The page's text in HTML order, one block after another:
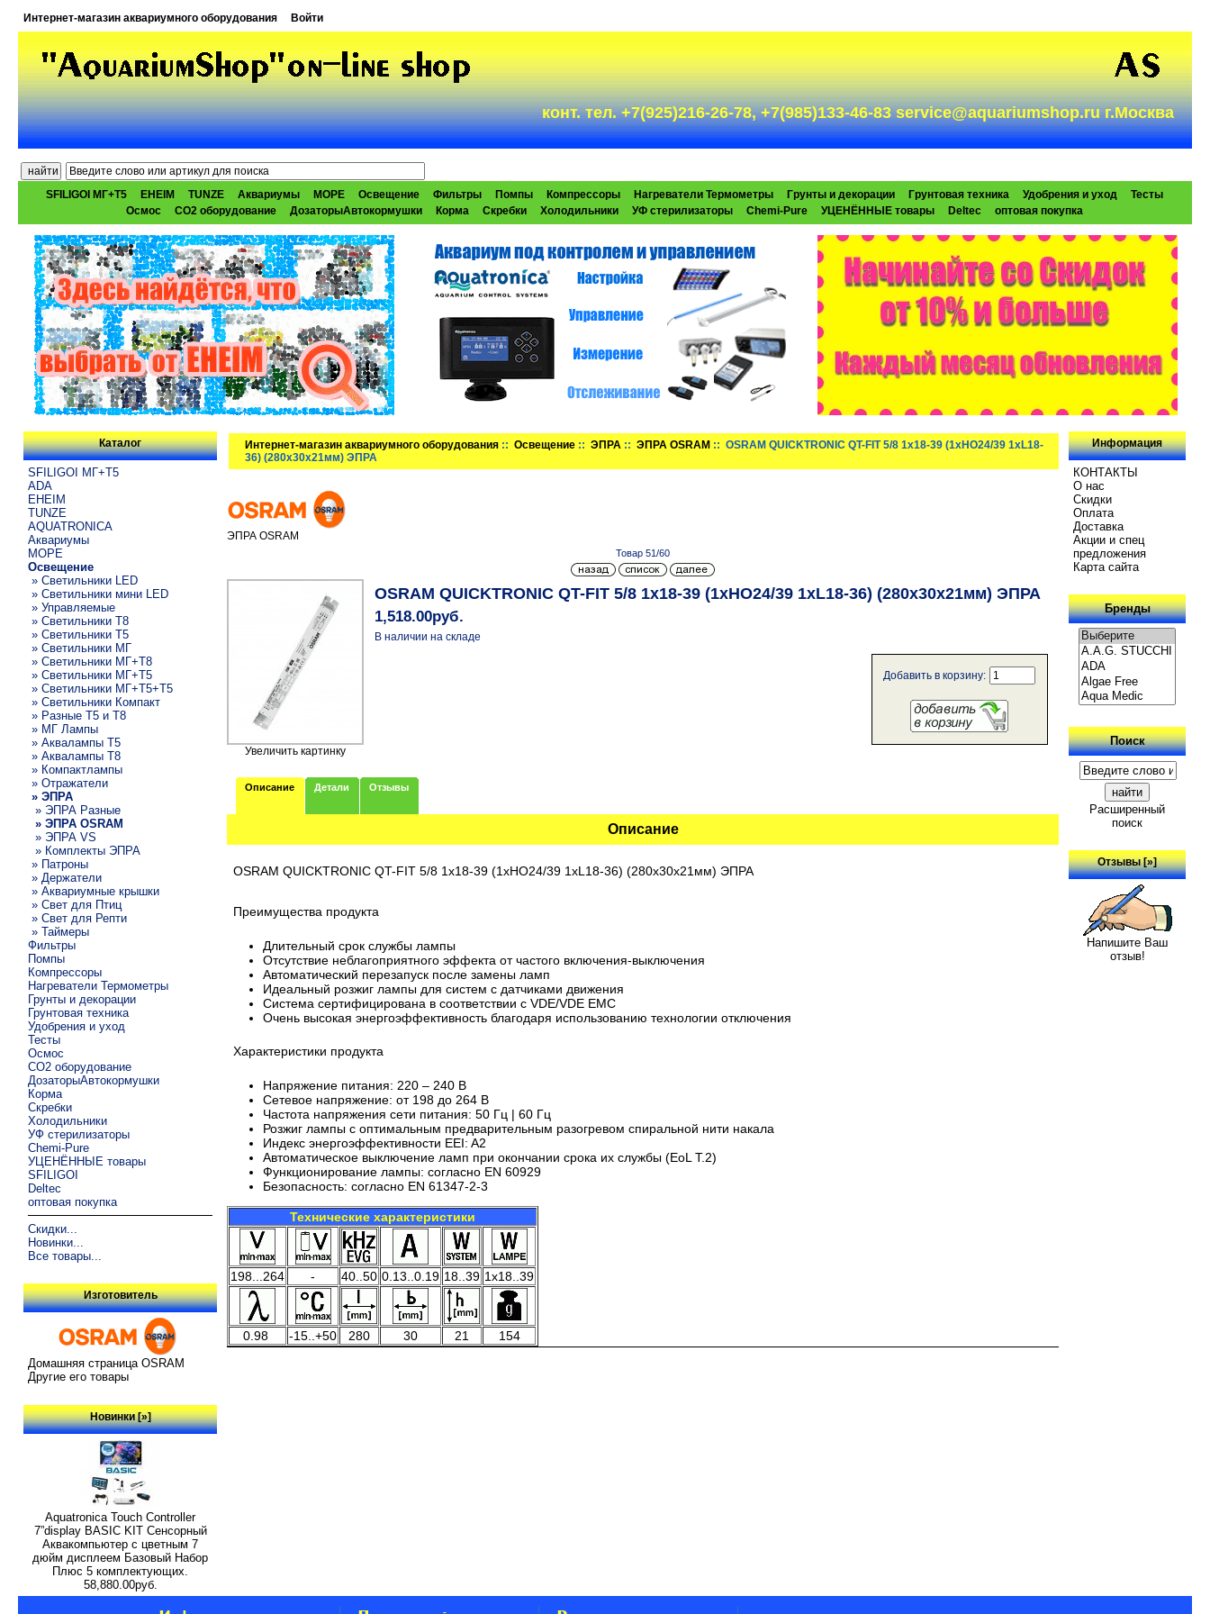
Интернет-магазин аквариумного оборудования Войти
конт. тел. +7(925)216-26-78, +7(985)133-46-83 service@aquariumshop.ru г.Москва
SFILIGOI МГ+Т5 EHEIM TUNZE Аквариумы МОРЕ Освещение Фильтры Помпы Компрессоры Нагреватели Термометры Грунты и декорации Грунтовая техника Удобрения и уход
Тесты
Осмос
CO2 оборудование ДозаторыАвтокормушки Корма Скребки Холодильники УФ стерилизаторы Chemi-Pure УЦЕНЁННЫЕ товары Deltec оптовая покупка
Каталог
SFILIGOI МГ+Т5
ADA
EHEIM
TUNZE
AQUATRONICA
Аквариумы
МОРЕ
Освещение
» Светильники LED
» Светильники мини LED
» Управляемые
» Светильники T8
» Светильники T5
» Светильники МГ
» Светильники МГ+T8
» Светильники МГ+T5
» Светильники МГ+T5+T5
» Светильники Компакт
» Разные T5 и T8
» МГ Лампы
» Аквалампы T5
» Аквалампы T8
» Компактлампы
» Отражатели
» ЭПРА
» ЭПРА Разные
» ЭПРА OSRAM
» ЭПРА VS
» Комплекты ЭПРА
» Патроны
» Держатели
» Аквариумные крышки
» Свет для Птиц
» Свет для Репти
» Таймеры
Фильтры
Помпы
Компрессоры
Нагреватели Термометры
Грунты и декорации
Грунтовая техника
Удобрения и уход
Тесты
Осмос
CO2 оборудование
ДозаторыАвтокормушки
Корма
Скребки
Холодильники
УФ стерилизаторы
Chemi-Pure
УЦЕНЁННЫЕ товары
SFILIGOI
Deltec
оптовая покупка
Скидки...
Новинки...
Все товары...
Изготовитель
Домашняя страница OSRAM
Другие его товары
Новинки [»]
Aquatronica Touch Controller
7”display BASIC KIT Сенсорный
Аквакомпьютер с цветным 7
дюйм дисплеем Базовый Набор
Плюс 5 комплектующих.
58,880.00руб.
Интернет-магазин аквариумного оборудования ::Освещение ::ЭПРА ::ЭПРА OSRAM :: OSRAM QUICKTRONIC QT-FIT 5/8 1x18-39 (1xHO24/39 1xL18-
36) (280x30x21мм) ЭПРА
ЭПРА OSRAM
Товар 51/60
Увеличить картинку
OSRAM QUICKTRONIC QT-FIT 5/8 1x18-39 (1xHO24/39 1xL18-36) (280x30x21мм) ЭПРА
1,518.00руб.
В наличии на складе
Добавить в корзину:
Описание Детали Отзывы
Описание
OSRAM QUICKTRONIC QT-FIT 5/8 1x18-39 (1xHO24/39 1xL18-36) (280x30x21мм) ЭПРА
Преимущества продукта
Длительный срок службы лампы
Отсутствие неблагоприятного эффекта от частого включения-выключения
Автоматический перезапуск после замены ламп
Идеальный розжиг лампы для систем с датчиками движения
Система сертифицирована в соответствии с VDE/VDE EMC
Очень высокая энергоэффективность благодаря использованию технологии отключения
Характеристики продукта
Напряжение питания: 220 – 240 В
Сетевое напряжение: от 198 до 264 В
Частота напряжения сети питания: 50 Гц | 60 Гц
Розжиг лампы с оптимальным предварительным разогревом спиральной нити накала
Индекс энергоэффективности EEI: A2
Автоматическое выключение ламп при окончании срока их службы (EoL T.2)
Функционирование лампы: согласно EN 60929
Безопасность: согласно EN 61347-2-3
Технические характеристики
198...264 - 40..50 0.13..0.19 18..39 1x18..39
0.98 -15..+50 280 30 21 154
Информация
КОНТАКТЫ
О нас
Скидки
Oплатa
Доставка
Акции и спец
предложения
Карта сайта
Бренды
Поиск
Расширенный
поиск
Отзывы [»]
Напишите Ваш
отзыв!